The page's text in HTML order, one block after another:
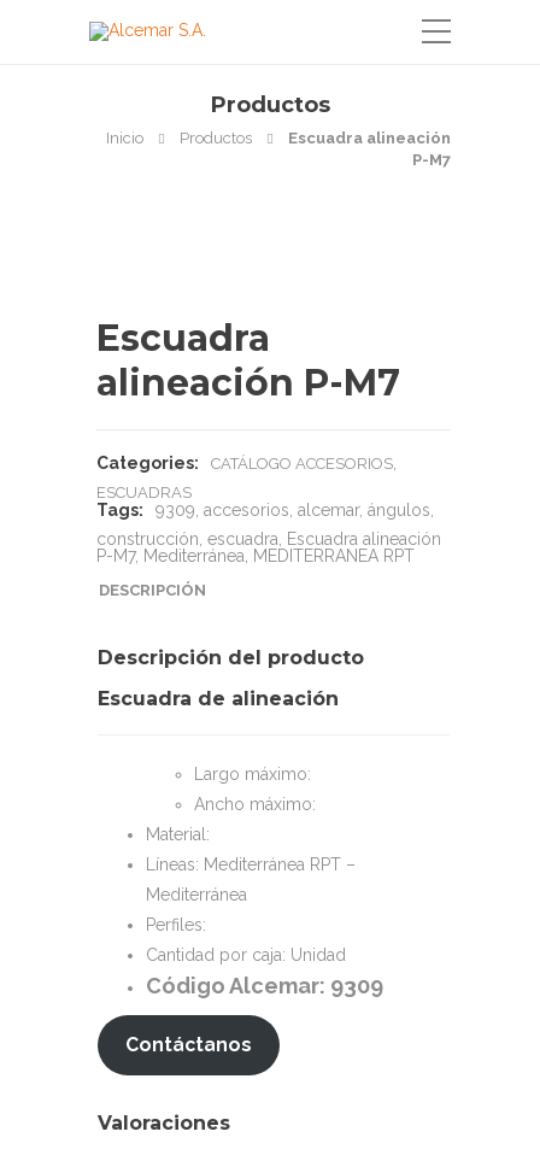
Productos
Inicio Productos
Escuadra alineación
P-M7
Escuadra
alineación P-M7
Categories: CATÁLOGO ACCESORIOS
ESCUADRAS
Tags: 9309 accesorios alcemar, ángulos
construcción escuadra
Escuadra alineación
P-M7, Mediterránea MEDITERRANEA RPT
DESCRIPCIÓN
Descripción del producto
Escuadra de alineación
Largo máximo:
Ancho máximo:
Material:
Líneas: Mediterránea RPT –
Mediterránea
Perfiles:
Cantidad por caja: Unidad
Código Alcemar: 9309
Contáctanos
Valoraciones